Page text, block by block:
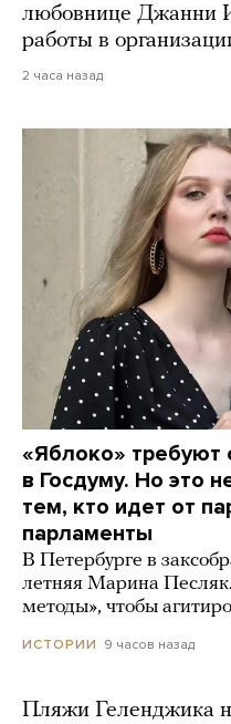
любовнице Джанни
работы в
2 часа назад
«Яблоко» требуют
в Госдуму. Но это
тем, кто идет от
парламенты
В Петербурге в
летняя Марина
методы», чтобы
ИСТОРИИ 9 часов назад
Пляжи Геленджика